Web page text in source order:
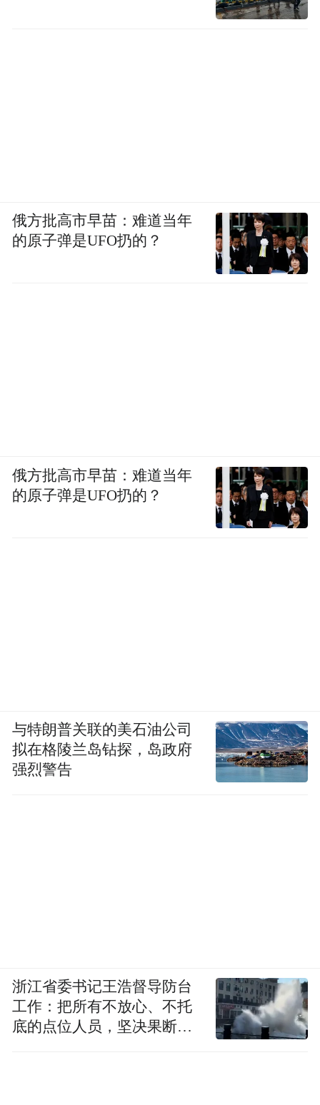
俄方批高市早苗：难道当年
的原子弹是UFO扔的？
俄方批高市早苗：难道当年
的原子弹是UFO扔的？
与特朗普关联的美石油公司
拟在格陵兰岛钻探，岛政府
强烈警告
浙江省委书记王浩督导防台
工作：把所有不放心、不托
底的点位人员，坚决果断转